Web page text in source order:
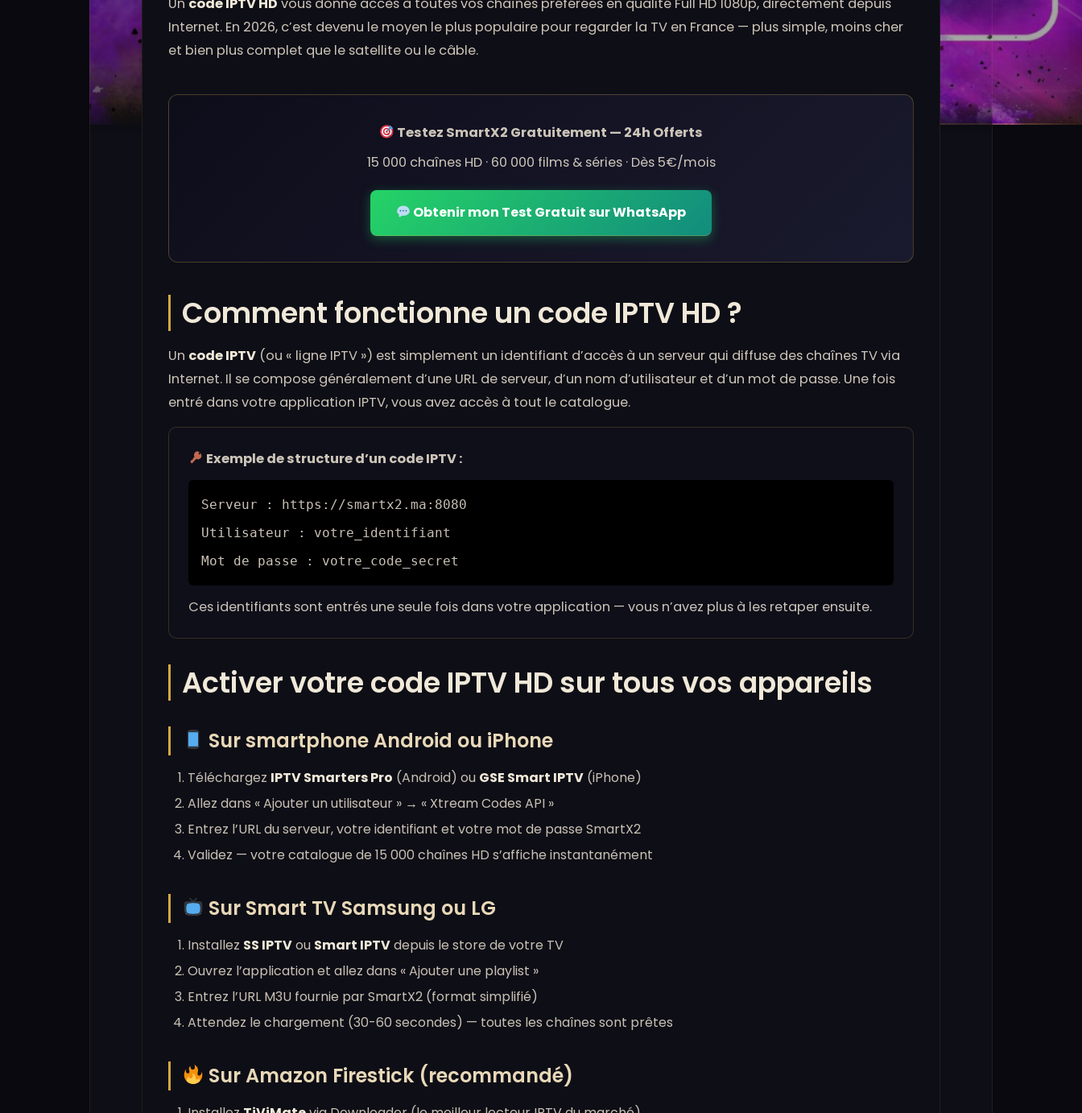
Internet. En 2026, c’est devenu le moyen le plus populaire pour regarder la TV en France — plus simple, moins cher
et bien plus complet que le satellite ou le câble.
Testez SmartX2 Gratuitement — 24h Offerts
15 000 chaînes HD · 60 000 films & séries · Dès 5€/mois
Obtenir mon Test Gratuit sur WhatsApp
Comment fonctionne un code IPTV HD ?
Un code IPTV (ou « ligne IPTV ») est simplement un identifiant d’accès à un serveur qui diffuse des chaînes TV via
Internet. Il se compose généralement d’une URL de serveur, d’un nom d’utilisateur et d’un mot de passe. Une fois
entré dans votre application IPTV, vous avez accès à tout le catalogue.
Exemple de structure d’un code IPTV :
Serveur : https://smartx2.ma:8080
Utilisateur : votre_identifiant
Mot de passe : votre_code_secret
Ces identifiants sont entrés une seule fois dans votre application — vous n’avez plus à les retaper ensuite.
Activer votre code IPTV HD sur tous vos appareils
Sur smartphone Android ou iPhone
Téléchargez IPTV Smarters Pro (Android) ou GSE Smart IPTV (iPhone)
Allez dans « Ajouter un utilisateur » → « Xtream Codes API »
Entrez l’URL du serveur, votre identifiant et votre mot de passe SmartX2
Validez — votre catalogue de 15 000 chaînes HD s’affiche instantanément
Sur Smart TV Samsung ou LG
Installez SS IPTVou Smart IPTVdepuis le store de votre TV
Ouvrez l’application et allez dans « Ajouter une playlist »
Entrez l’URL M3U fournie par SmartX2 (format simplifié)
Attendez le chargement (30-60 secondes) — toutes les chaînes sont prêtes
Sur Amazon Firestick (recommandé)